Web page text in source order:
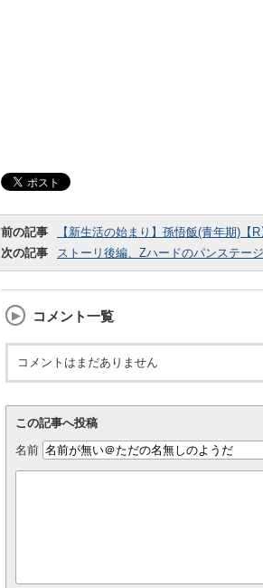
前の記事
【新生活の始まり】孫悟飯(青年期)【R】をドッカン覚醒させ
次の記事
ストーリ後編、Zハードのパンステージに界王神メダルが出現するらしいぞ！
コメント一覧
コメントはまだありません
この記事へ投稿
名前